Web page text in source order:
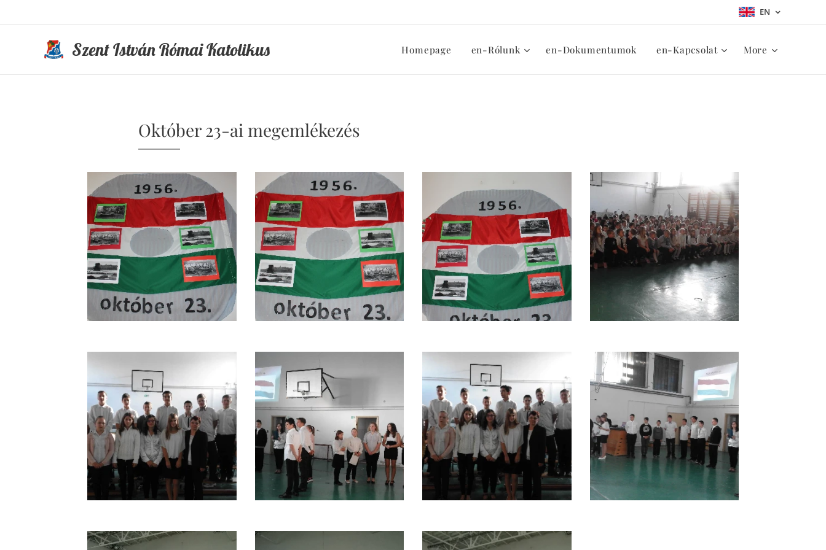
EN
Szent István Római Katolikus
Homepage en-Rólunk en-Dokumentumok en-Kapcsolat More
Október 23-ai megemlékezés